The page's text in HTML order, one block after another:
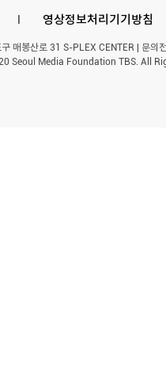
l 영상정보처리기기방침
매봉산로 31 S-PLEX CENTER | 문
Seoul Media Foundation TBS. All